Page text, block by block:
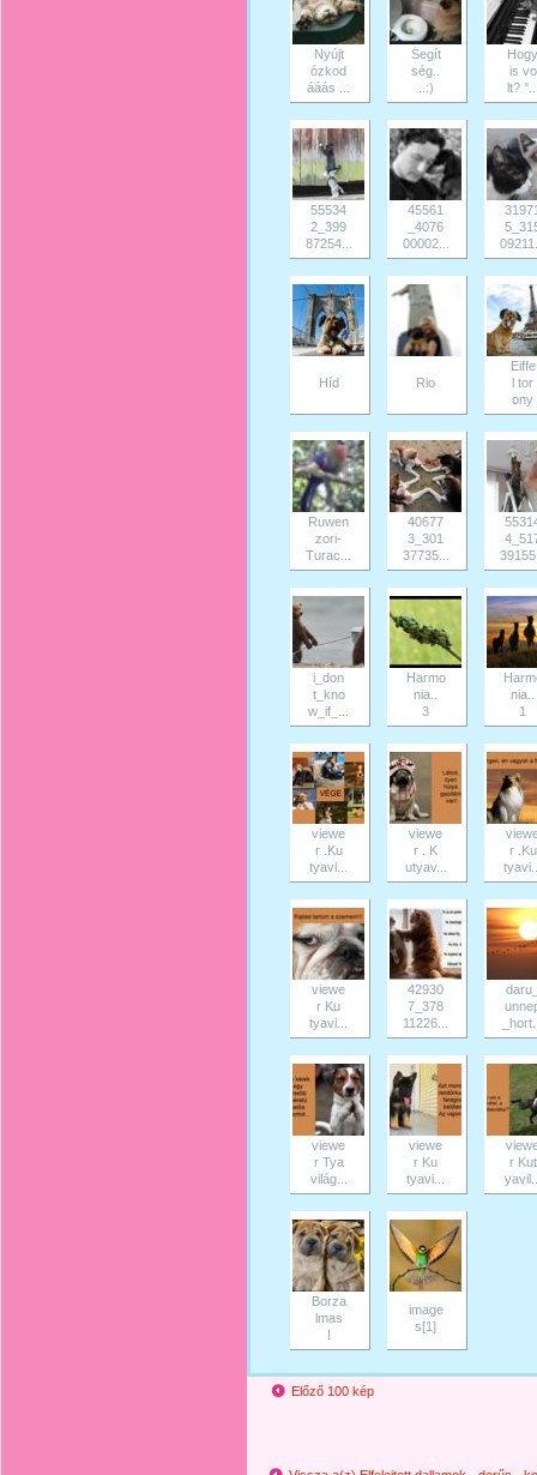
Nyújt
ózkod
ááás ...
Segít
ség..
..:)
Hogy
is vo
lt?
55534
2_399
87254...
45561
_4076
00002...
Híd Rio
Eiffe
l tor
ony
Ruwen
zori-
Turac...
40677
3_301
37735...
i_don
t_kno
w_if_...
Harmo
nia..
3
nia..
1
viewe
r .Ku
tyavi...
viewe
r . K
utyav...
r .Ku
viewe
r Ku
tyavi...
42930
7_378
11226...
viewe
r Tya
világ...
viewe
r Ku
tyavi...
r Kut
Borza
lmas
!
image
s[1]
Előző 100 kép